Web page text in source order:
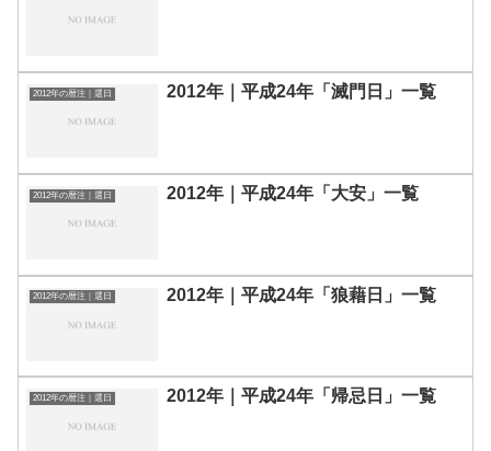
2012年の暦注｜選日 2012年｜平成24年「滅門日」一覧
2012年の暦注｜選日 2012年｜平成24年「大安」一覧
2012年の暦注｜選日 2012年｜平成24年「狼藉日」一覧
2012年の暦注｜選日 2012年｜平成24年「帰忌日」一覧